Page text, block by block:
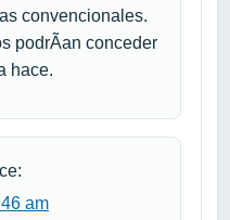
convencionales.
podrÃ­an conceder
hace.
am